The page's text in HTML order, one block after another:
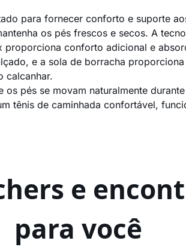
para fornecer conforto e suporte
os pés frescos e secos. A
proporciona conforto adicional e
e a sola de borracha
calcanhar.
pés se movam naturalmente
tênis de caminhada confortável,
e
para você